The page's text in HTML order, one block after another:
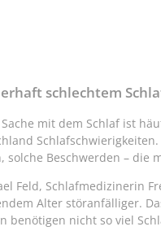
schlechtem
mit dem Schlaf ist
solche Beschwerden – die
Feld, Schlafmedizinerin
Alter störanfälliger.
benötigen nicht so viel